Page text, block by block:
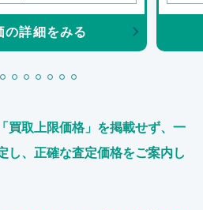
の詳細をみる
取上限価格」を掲載せず、 一
し、正確な査定価格をご案内し